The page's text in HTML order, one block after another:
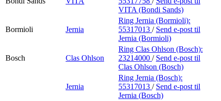
VITA (Bondi Sands)
Bormioli Jernia
Ring Jernia (Bormioli):
55317013 / Send e-post til
Jernia (Bormioli)
Bosch Clas Ohlson
Ring Clas Ohlson (Bosch):
23214000 / Send e-post til
Clas Ohlson (Bosch)
Jernia
Ring Jernia (Bosch):
55317013 / Send e-post til
Jernia (Bosch)